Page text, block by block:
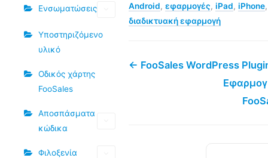
Ενσωματώσεις
Υποστηριζόμενο
υλικό
Οδικός χάρτης
FooSales
Αποσπάσματα
κώδικα
Φιλοξενία
Android, εφαρμογές, iPad, iPhone
διαδικτυακή εφαρμογή
← FooSales WordPress